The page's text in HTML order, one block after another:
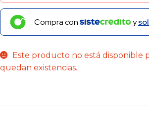
Compra con y
Este producto no está disponible
quedan existencias.